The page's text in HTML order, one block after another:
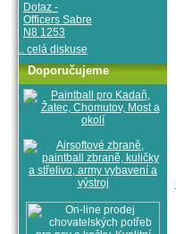
Dotaz -
Officers Sabre
N8 1253
.. celá diskuse
Doporučujeme